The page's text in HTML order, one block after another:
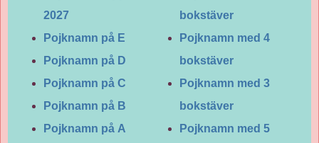
2027
Pojknamn på E
Pojknamn på D
Pojknamn på C
Pojknamn på B
Pojknamn på A
bokstäver
Pojknamn med 4
bokstäver
Pojknamn med 3
bokstäver
Pojknamn med 5